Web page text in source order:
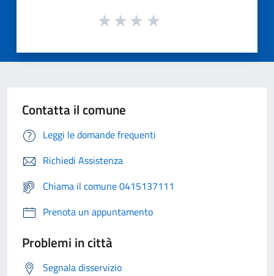
Contatta il comune
Leggi le domande frequenti
Richiedi Assistenza
Chiama il comune 0415137111
Prenota un appuntamento
Problemi in città
Segnala disservizio